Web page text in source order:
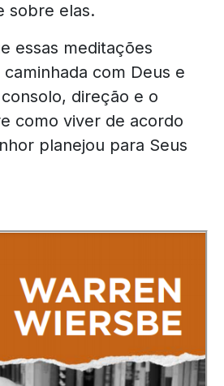
sobre elas.
essas meditações
com Deus e
direção e o
como viver de acordo
planejou para Seus